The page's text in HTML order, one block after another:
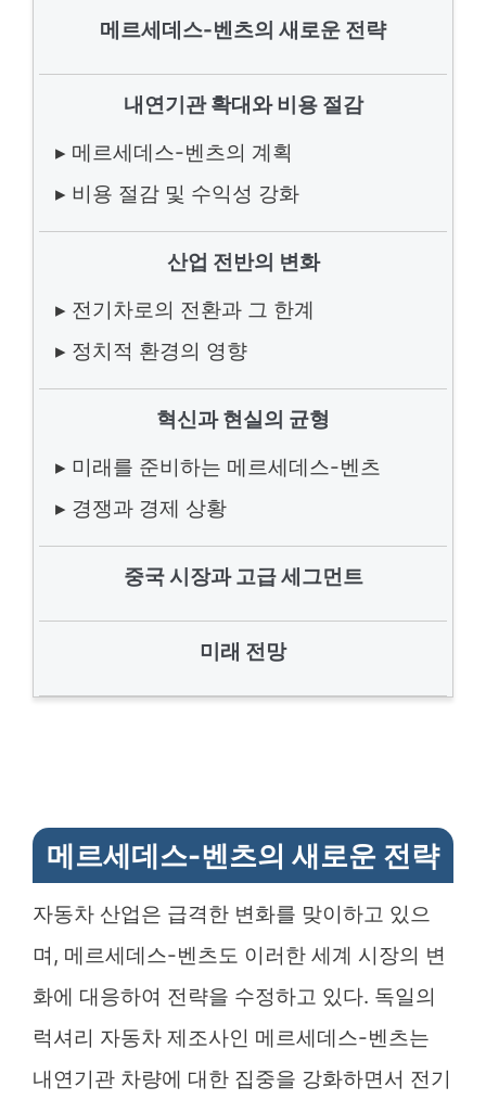
메르세데스-벤츠의 새로운 전략
내연기관 확대와 비용 절감
▸ 메르세데스-벤츠의 계획
▸ 비용 절감 및 수익성 강화
산업 전반의 변화
▸ 전기차로의 전환과 그 한계
▸ 정치적 환경의 영향
혁신과 현실의 균형
▸ 미래를 준비하는 메르세데스-벤츠
▸ 경쟁과 경제 상황
중국 시장과 고급 세그먼트
미래 전망
메르세데스-벤츠의 새로운 전략
자동차 산업은 급격한 변화를 맞이하고 있으
며, 메르세데스-벤츠도 이러한 세계 시장의 변
화에 대응하여 전략을 수정하고 있다. 독일의
럭셔리 자동차 제조사인 메르세데스-벤츠는
내연기관 차량에 대한 집중을 강화하면서 전기